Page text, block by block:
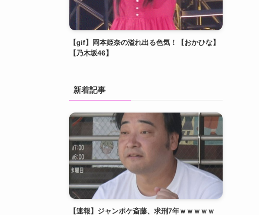
【gif】岡本姫奈の溢れ出る色気！【おかひな】
【乃木坂46】
新着記事
【速報】ジャンポケ斎藤、求刑7年ｗｗｗｗｗ